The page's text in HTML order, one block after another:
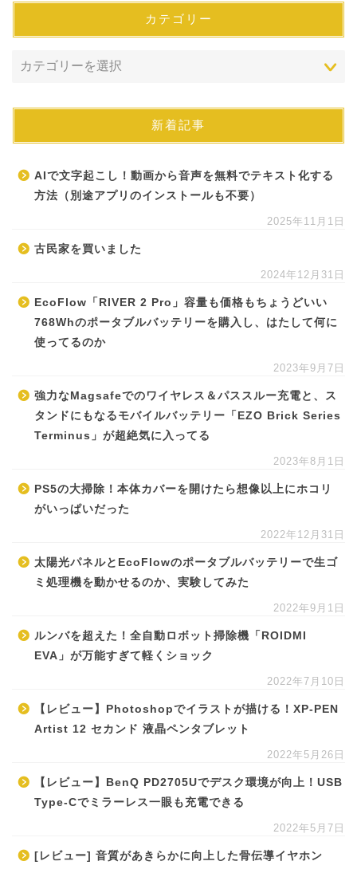
カテゴリー
新着記事
AIで文字起こし！動画から音声を無料でテキスト化する
方法（別途アプリのインストールも不要）
2025年11月1日
古民家を買いました
2024年12月31日
EcoFlow「RIVER 2 Pro」容量も価格もちょうどいい
768Whのポータブルバッテリーを購入し、はたして何に
使ってるのか
2023年9月7日
強力なMagsafeでのワイヤレス＆パススルー充電と、ス
タンドにもなるモバイルバッテリー「EZO Brick Series
Terminus」が超絶気に入ってる
2023年8月1日
PS5の大掃除！本体カバーを開けたら想像以上にホコリ
がいっぱいだった
2022年12月31日
太陽光パネルとEcoFlowのポータブルバッテリーで生ゴ
ミ処理機を動かせるのか、実験してみた
2022年9月1日
ルンバを超えた！全自動ロボット掃除機「ROIDMI
EVA」が万能すぎて軽くショック
2022年7月10日
【レビュー】Photoshopでイラストが描ける！XP-PEN
Artist 12 セカンド 液晶ペンタブレット
2022年5月26日
【レビュー】BenQ PD2705Uでデスク環境が向上！USB
Type-Cでミラーレス一眼も充電できる
2022年5月7日
[レビュー] 音質があきらかに向上した骨伝導イヤホン